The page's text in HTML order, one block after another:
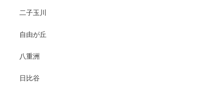
二子玉川
自由が丘
八重洲
日比谷